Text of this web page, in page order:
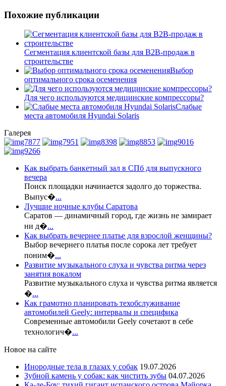
Похожие публикации
Сегментация клиентской базы для B2B-продаж в
строительстве
Выбор
оптимального срока осеменения
Для чего используются медицинские компрессоры?
Слабые
места автомобиля Hyundai Solaris
Галерея
Как выбрать банкетный зал в СПб для выпускного
вечера
Поиск площадки начинается задолго до торжества.
Выпус�...
Лучшие ночные клубы Саратова
Саратов — динамичный город, где жизнь не замирает
ни д�...
Как выбрать вечернее платье для взрослой женщины?
Выбор вечернего платья после сорока лет требует
поним�...
Развитие музыкального слуха и чувства ритма через
занятия вокалом
Развитие музыкального слуха и чувства ритма является
�...
Как грамотно планировать техобслуживание
автомобилей Geely: интервалы и специфика
Современные автомобили Geely сочетают в себе
технологич�...
Новое на сайте
Инородные тела в глазах у собак 19.07.2026
Зубной камень у собак: как чистить зубы 04.07.2026